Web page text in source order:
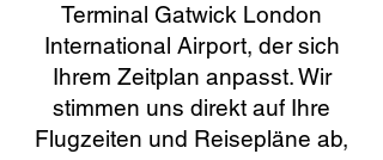
Terminal Gatwick London
International Airport, der sich
Ihrem Zeitplan anpasst. Wir
stimmen uns direkt auf Ihre
Flugzeiten und Reisepläne ab,